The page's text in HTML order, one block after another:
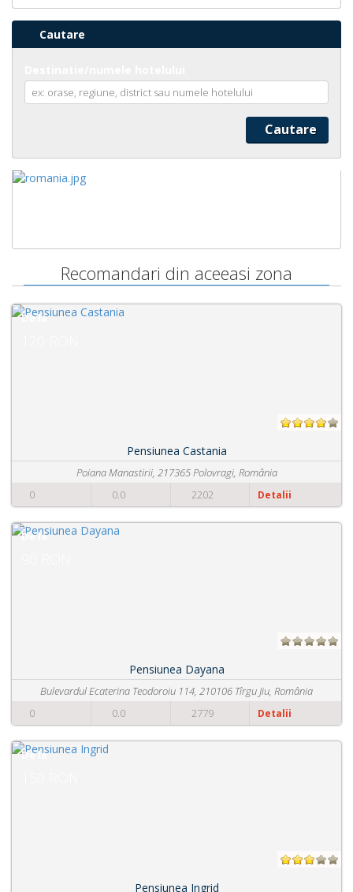
Cautare
Recomandari din aceeasi zona
Detalii
România
Detalii
De la
Pensiunea Platinum
Strada Margaritarului, Nr. 1, 223344 Tîrgu
0
0.0 2512
De la
Str. Gheorghe Tatarascu,nr.148-150, 210257
0
0.0 3651